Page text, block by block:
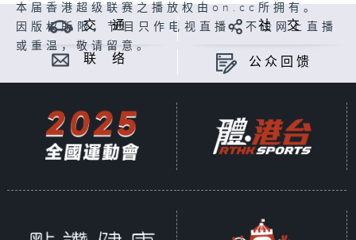
本届香港超级联赛之播放权由on.cc所拥有。
因版权所限，节目只作电视直播，不设网上直播
或重温，敬请留意。
交 通 社 交
联 络 公众回馈